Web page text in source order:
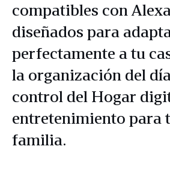
compatibles con
diseñados para
perfectamente a tu
la organización del
control del Hogar
entretenimiento para
familia.